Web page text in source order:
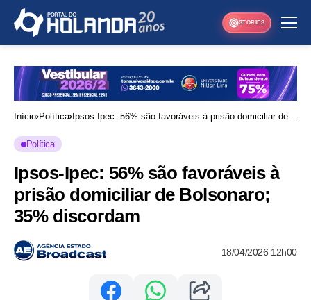
STORIES
Início Política Ipsos-Ipec: 56% são favoráveis à prisão domiciliar de
Política
Ipsos-Ipec: 56% são favoráveis à
prisão domiciliar de Bolsonaro;
35% discordam
18/04/2026 12h00